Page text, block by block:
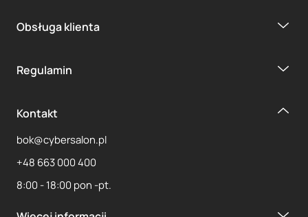
Obsługa klienta
Regulamin
Kontakt
bok@cybersalon.pl
+48 663 000 400
8:00 - 18:00 pon -pt.